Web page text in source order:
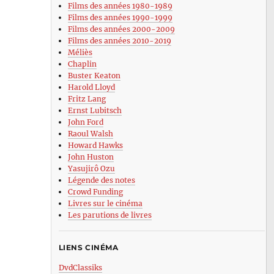
Films des années 1980-1989
Films des années 1990-1999
Films des années 2000-2009
Films des années 2010-2019
Méliès
Chaplin
Buster Keaton
Harold Lloyd
Fritz Lang
Ernst Lubitsch
John Ford
Raoul Walsh
Howard Hawks
John Huston
Yasujirô Ozu
Légende des notes
Crowd Funding
Livres sur le cinéma
Les parutions de livres
LIENS CINÉMA
DvdClassiks